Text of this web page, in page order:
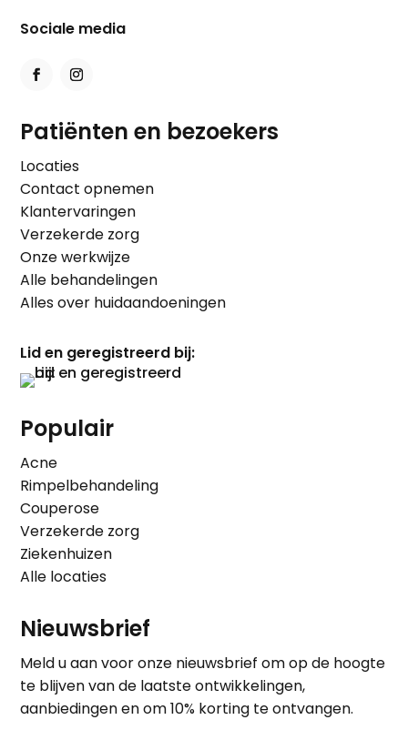
Sociale media
Patiënten en bezoekers
Locaties
Contact opnemen
Klantervaringen
Verzekerde zorg
Onze werkwijze
Alle behandelingen
Alles over huidaandoeningen
Lid en geregistreerd bij:
Populair
Acne
Rimpelbehandeling
Couperose
Verzekerde zorg
Ziekenhuizen
Alle locaties
Nieuwsbrief
Meld u aan voor onze nieuwsbrief om op de hoogte
te blijven van de laatste ontwikkelingen,
aanbiedingen en om 10% korting te ontvangen.